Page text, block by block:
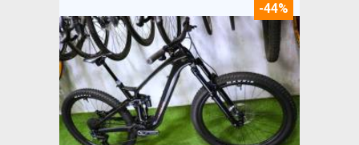
-44%